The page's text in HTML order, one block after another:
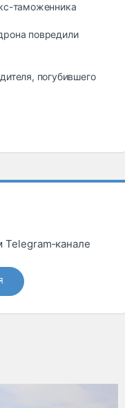
таможенника
повредили
погубившего